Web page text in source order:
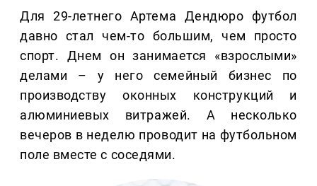
Для 29-летнего Артема Дендюро футбол
давно стал чем-то большим, чем просто
спорт. Днем он занимается «взрослыми»
делами – у него семейный бизнес по
производству оконных конструкций и
алюминиевых витражей. А несколько
вечеров в неделю проводит на футбольном
поле вместе с соседями.